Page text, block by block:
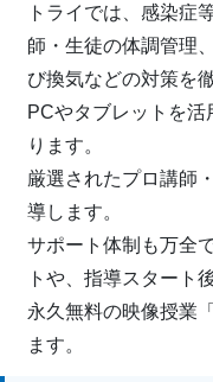
トライでは、感染症
師・生徒の体調管理
び換気などの対策を
PCやタブレットを
ります。
厳選されたプロ講師
導します。
サポート体制も万全
トや、指導スタート
永久無料の映像授業
ます。